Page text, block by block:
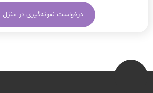
درخواست نمونه‌گیری در منزل